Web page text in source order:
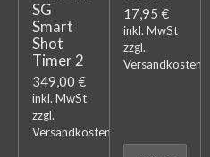
SG
Smart
Shot
Timer 2
349,00 €
inkl. MwSt
zzgl.
Versandkosten
17,95 €
inkl. MwSt
zzgl.
Versandkosten